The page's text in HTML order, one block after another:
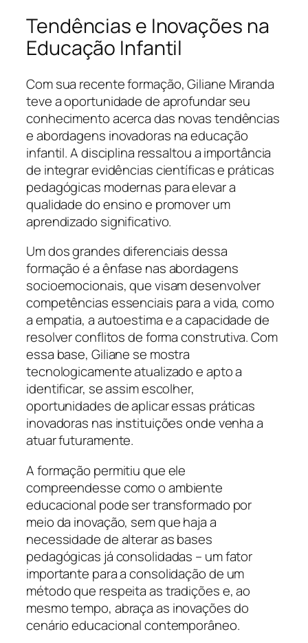
Tendências e Inovações na
Educação Infantil
Com sua recente formação, Giliane Miranda
teve a oportunidade de aprofundar seu
conhecimento acerca das novas tendências
e abordagens inovadoras na educação
infantil. A disciplina ressaltou a importância
de integrar evidências científicas e práticas
pedagógicas modernas para elevar a
qualidade do ensino e promover um
aprendizado significativo.
Um dos grandes diferenciais dessa
formação é a ênfase nas abordagens
socioemocionais, que visam desenvolver
competências essenciais para a vida, como
a empatia, a autoestima e a capacidade de
resolver conflitos de forma construtiva. Com
essa base, Giliane se mostra
tecnologicamente atualizado e apto a
identificar, se assim escolher,
oportunidades de aplicar essas práticas
inovadoras nas instituições onde venha a
atuar futuramente.
A formação permitiu que ele
compreendesse como o ambiente
educacional pode ser transformado por
meio da inovação, sem que haja a
necessidade de alterar as bases
pedagógicas já consolidadas – um fator
importante para a consolidação de um
método que respeita as tradições e, ao
mesmo tempo, abraça as inovações do
cenário educacional contemporâneo.